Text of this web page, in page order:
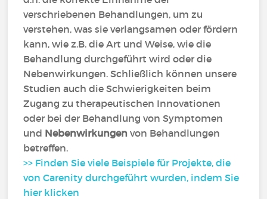
verschriebenen Behandlungen, um zu
verstehen, was sie verlangsamen oder fördern
kann, wie z.B. die Art und Weise, wie die
Behandlung durchgeführt wird oder die
Nebenwirkungen. Schließlich können unsere
Studien auch die Schwierigkeiten beim
Zugang zu therapeutischen Innovationen
oder bei der Behandlung von Symptomen
und Nebenwirkungen von Behandlungen
betreffen.
>> Finden Sie viele Beispiele für Projekte, die
von Carenity durchgeführt wurden, indem Sie
hier klicken